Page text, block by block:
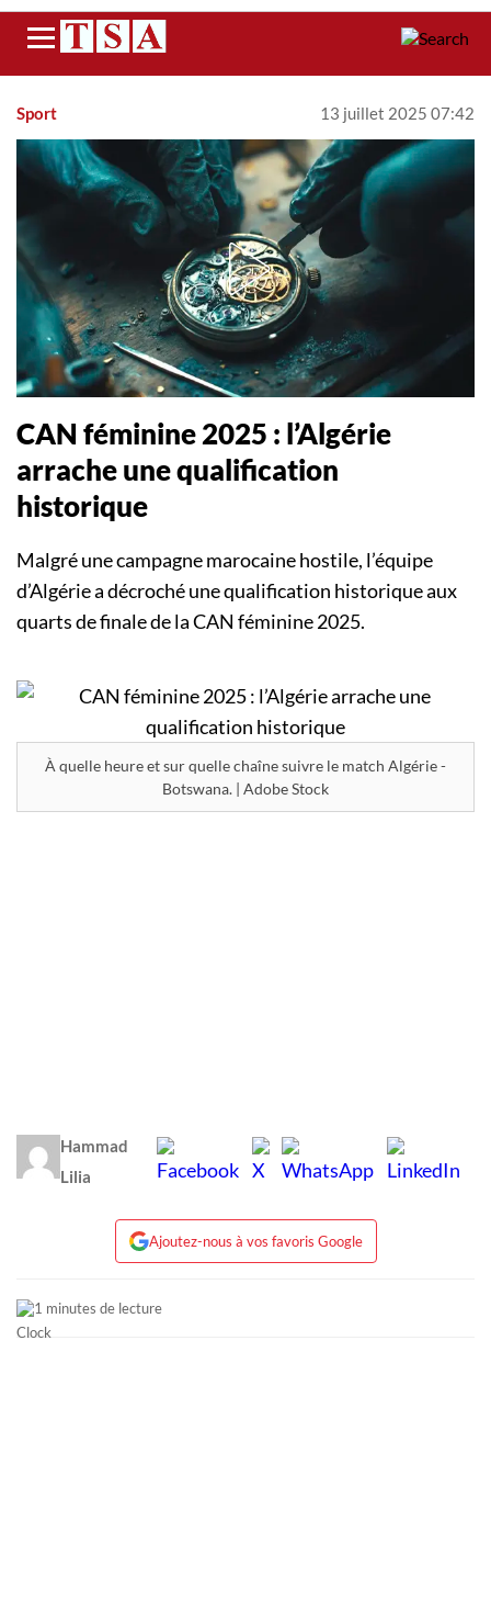
Menu
Sport 13 juillet 2025 07:42
CAN féminine 2025 : l’Algérie
arrache une qualification
historique
Malgré une campagne marocaine hostile, l’équipe
d’Algérie a décroché une qualification historique aux
quarts de finale de la CAN féminine 2025.
À quelle heure et sur quelle chaîne suivre le match Algérie -
Botswana. | Adobe Stock
Hammad
Lilia
Ajoutez-nous à vos favoris Google
1 minutes de lecture